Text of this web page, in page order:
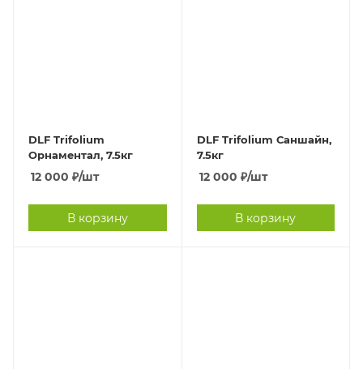
DLF Trifolium
Орнаментал, 7.5кг
12 000 ₽/шт
В корзину
DLF Trifolium Саншайн,
7.5кг
12 000 ₽/шт
В корзину